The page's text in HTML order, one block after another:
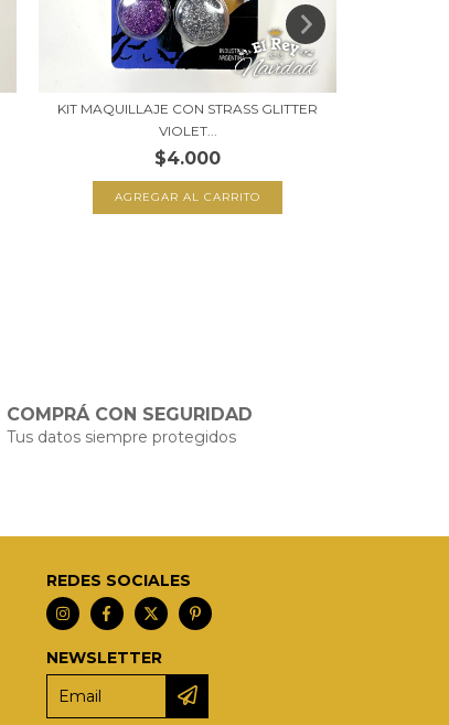
KIT MAQUILLAJE CON STRASS GLITTER
VIOLET...
$4.000
COMPRÁ CON SEGURIDAD
Tus datos siempre protegidos
REDES SOCIALES
NEWSLETTER